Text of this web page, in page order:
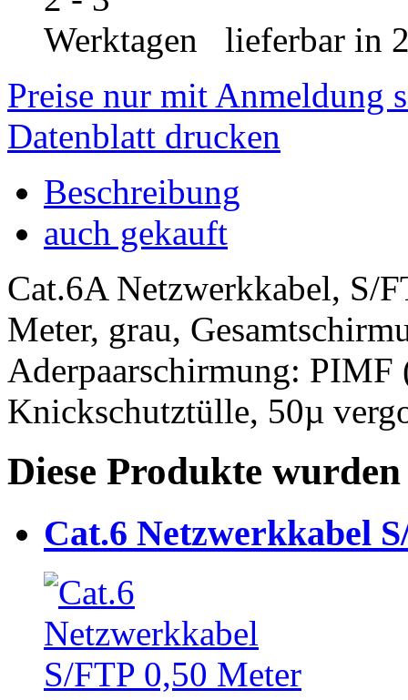
lieferbar in
Preise nur mit Anmeldung
Datenblatt drucken
Beschreibung
auch gekauft
Cat.6A Netzwerkkabel, S/
Meter, grau,
Aderpaarschirmung:
Knickschutztülle, 50µ
Diese Produkte
Cat.6 Netzwerkkabel